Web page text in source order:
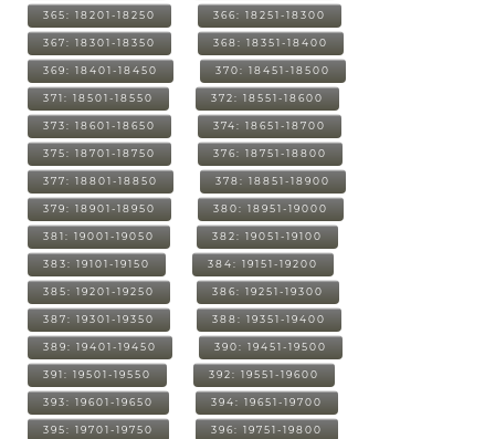
365: 18201-18250 366: 18251-18300
367: 18301-18350 368: 18351-18400
369: 18401-18450 370: 18451-18500
371: 18501-18550 372: 18551-18600
373: 18601-18650 374: 18651-18700
375: 18701-18750 376: 18751-18800
377: 18801-18850 378: 18851-18900
379: 18901-18950 380: 18951-19000
381: 19001-19050 382: 19051-19100
383: 19101-19150 384: 19151-19200
385: 19201-19250 386: 19251-19300
387: 19301-19350 388: 19351-19400
389: 19401-19450 390: 19451-19500
391: 19501-19550 392: 19551-19600
393: 19601-19650 394: 19651-19700
395: 19701-19750 396: 19751-19800